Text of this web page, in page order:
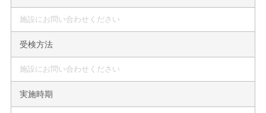
施設にお問い合わせください
受検方法
施設にお問い合わせください
実施時期